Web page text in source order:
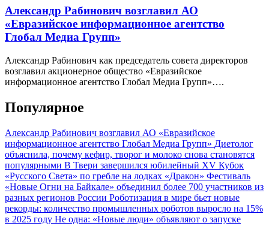
Александр Рабинович возглавил АО
«Евразийское информационное агентство
Глобал Медиа Групп»
Александр Рабинович как председатель совета директоров
возглавил акционерное общество «Евразийское
информационное агентство Глобал Медиа Групп»….
Популярное
Александр Рабинович возглавил АО «Евразийское
информационное агентство Глобал Медиа Групп» Диетолог
объяснила, почему кефир, творог и молоко снова становятся
популярными В Твери завершился юбилейный XV Кубок
«Русского Света» по гребле на лодках «Дракон» Фестиваль
«Новые Огни на Байкале» объединил более 700 участников из
разных регионов России Роботизация в мире бьет новые
рекорды: количество промышленных роботов выросло на 15%
в 2025 году Не одна: «Новые люди» объявляют о запуске